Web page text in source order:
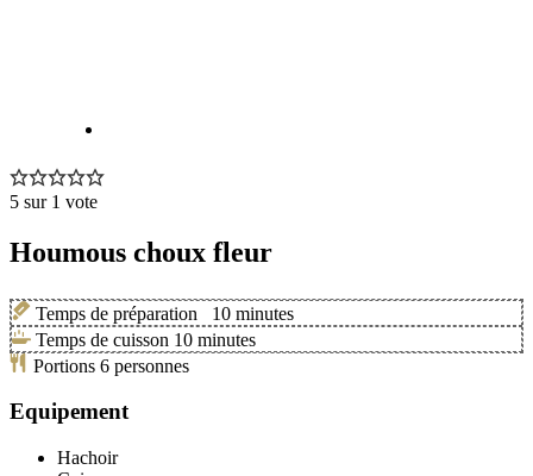
5 sur 1 vote
Houmous choux fleur
Temps de préparation 10 minutes
Temps de cuisson 10 minutes
Portions 6 personnes
Equipement
Hachoir